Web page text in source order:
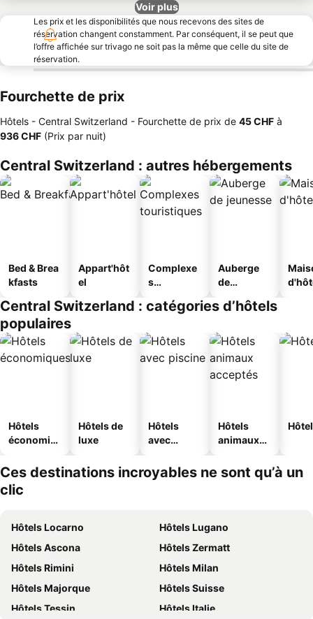
Voir plus
Les prix et les disponibilités que nous recevons des sites de
réservation changent constamment. Par conséquent, il se peut que
l’offre affichée sur trivago ne soit pas la même que celle du site de
réservation.
Fourchette de prix
Hôtels - Central Switzerland - Fourchette de prix de ‎45 CHF à
‎936 CHF (Prix par nuit)
Central Switzerland : autres hébergements
Bed & Brea
kfasts
Appart'hôt
el
Complexe
s
s
Auberge
de
Central Switzerland : catégories d’hôtels
populaires
Hôtels
économiq
Hôtels de
luxe
Hôtels
avec
Hôtels
animaux
Ces destinations incroyables ne sont qu’à un
clic
Hôtels Locarno
Hôtels Lugano
Hôtels Ascona
Hôtels Zermatt
Hôtels Rimini
Hôtels Milan
Hôtels Majorque
Hôtels Suisse
Hôtels Tessin
Hôtels Italie